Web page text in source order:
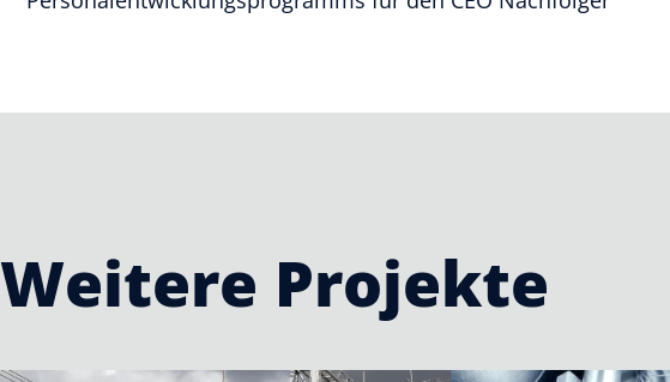
Weitere Projekte